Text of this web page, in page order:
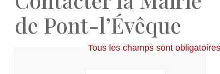
de Pont-l’Évêque
Tous les champs sont